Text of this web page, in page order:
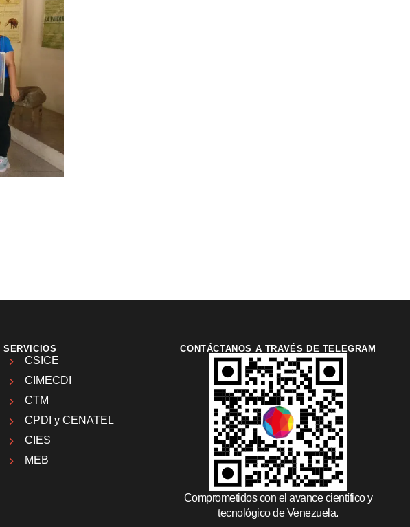
SERVICIOS
CSICE
CIMECDI
CTM
CPDI y CENATEL
CIES
MEB
CONTÁCTANOS A TRAVÉS DE TELEGRAM
Comprometidos con el avance científico y
tecnológico de Venezuela.